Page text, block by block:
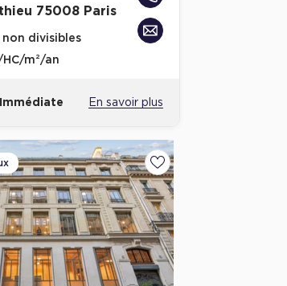
75008 Paris
non divisibles
m²/an
Immédiate En savoir plus
Ajouter aux favoris